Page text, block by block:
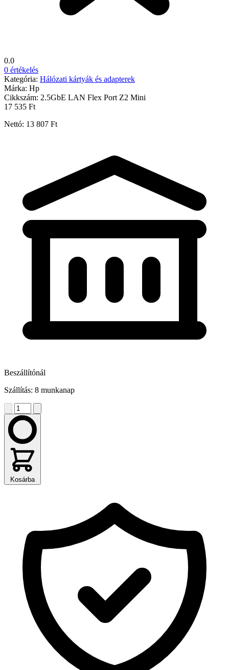
0.0
0 értékelés
Kategória: Hálózati kártyák és adapterek
Márka: Hp
Cikkszám: 2.5GbE LAN Flex Port Z2 Mini
17 535 Ft
Nettó: 13 807 Ft
Beszállítónál
Szállítás: 8 munkanap
Kosárba